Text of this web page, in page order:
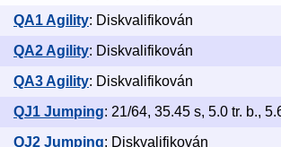
QA1 Agility: Diskvalifikován
QA2 Agility: Diskvalifikován
QA3 Agility: Diskvalifikován
QJ1 Jumping: 21/64, 35.45 s, 5.0 tr. b.,
QJ2 Jumping: Diskvalifikován